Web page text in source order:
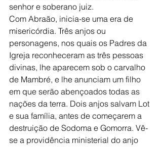
senhor e soberano juiz.
Com Abraão, inicia-se uma era de
misericórdia. Três anjos ou
personagens, nos quais os Padres da
Igreja reconheceram as três pessoas
divinas, lhe aparecem sob o carvalho
de Mambré, e lhe anunciam um filho
em que serão abençoados todas as
nações da terra. Dois anjos salvam Lot
e sua família, antes de começarem a
destruição de Sodoma e Gomorra. Vê-
se a providência ministerial do anjo